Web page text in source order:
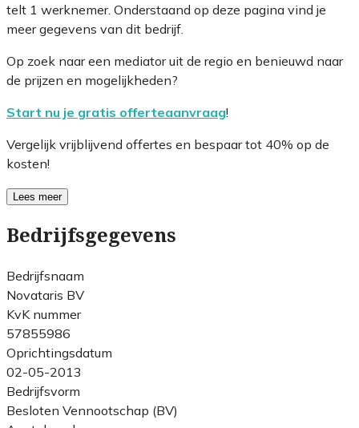
telt 1 werknemer. Onderstaand op deze pagina vind je
meer gegevens van dit bedrijf.
Op zoek naar een mediator uit de regio en benieuwd naar
de prijzen en mogelijkheden?
Start nu je gratis offerteaanvraag!
Vergelijk vrijblijvend offertes en bespaar tot 40% op de
kosten!
Lees meer
Bedrijfsgegevens
Bedrijfsnaam
Novataris BV
KvK nummer
57855986
Oprichtingsdatum
02-05-2013
Bedrijfsvorm
Besloten Vennootschap (BV)